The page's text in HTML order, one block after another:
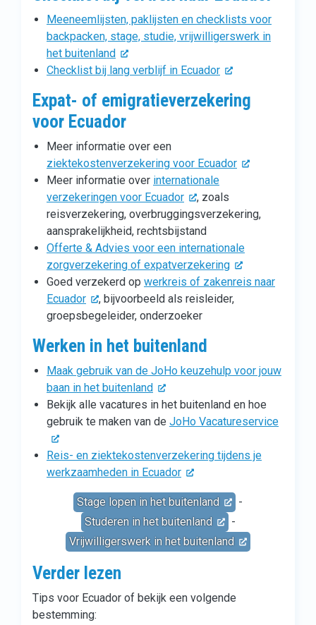
Meeneemlijsten, paklijsten en checklists voor
backpacken, stage, studie, vrijwilligerswerk in
het buitenland
Checklist bij lang verblijf in Ecuador
Expat- of emigratieverzekering
voor Ecuador
Meer informatie over een
ziektekostenverzekering voor Ecuador
Meer informatie over internationale
verzekeringen voor Ecuador
, zoals
reisverzekering, overbruggingsverzekering,
aansprakelijkheid, rechtsbijstand
Offerte & Advies voor een internationale
zorgverzekering of expatverzekering
Goed verzekerd op werkreis of zakenreis naar
Ecuador
, bijvoorbeeld als reisleider,
groepsbegeleider, onderzoeker
Werken in het buitenland
Maak gebruik van de JoHo keuzehulp voor jouw
baan in het buitenland
Bekijk alle vacatures in het buitenland en hoe
gebruik te maken van de JoHo Vacatureservice
Reis- en ziektekostenverzekering tijdens je
werkzaamheden in Ecuador
Stage lopen in het buitenland
-
Studeren in het buitenland
-
Vrijwilligerswerk in het buitenland
Verder lezen
Tips voor Ecuador of bekijk een volgende
bestemming: